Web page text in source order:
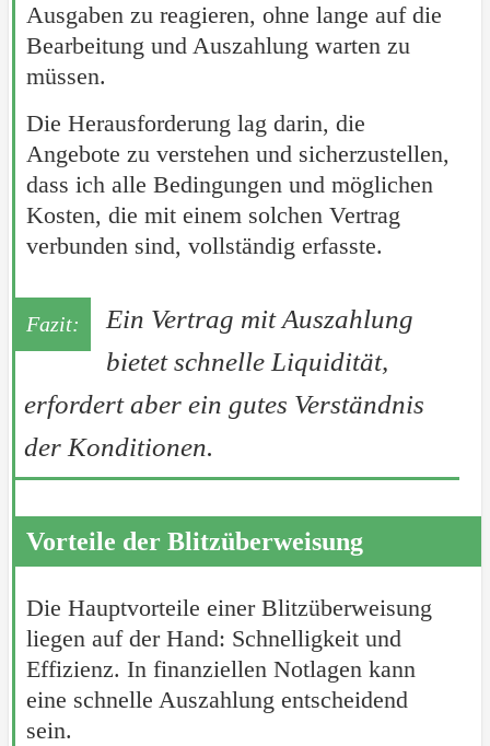
Ausgaben zu reagieren, ohne lange auf die
Bearbeitung und Auszahlung warten zu
müssen.
Die Herausforderung lag darin, die
Angebote zu verstehen und sicherzustellen,
dass ich alle Bedingungen und möglichen
Kosten, die mit einem solchen Vertrag
verbunden sind, vollständig erfasste.
Ein Vertrag mit Auszahlung
bietet schnelle Liquidität,
erfordert aber ein gutes Verständnis
der Konditionen.
Vorteile der Blitzüberweisung
Die Hauptvorteile einer Blitzüberweisung
liegen auf der Hand: Schnelligkeit und
Effizienz. In finanziellen Notlagen kann
eine schnelle Auszahlung entscheidend
sein.